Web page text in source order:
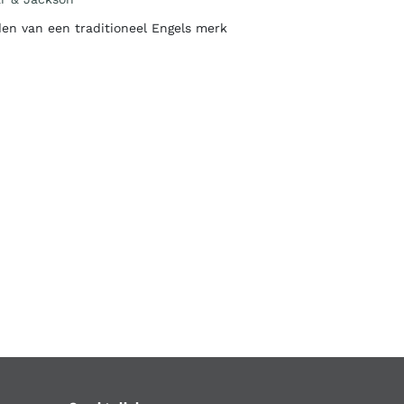
van een traditioneel Engels merk